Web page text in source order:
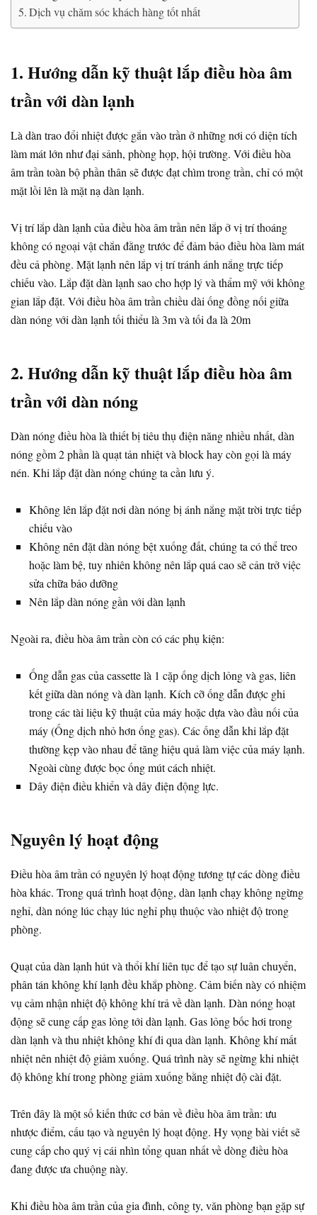
Dịch vụ chăm sóc khách hàng tốt nhất
1. Hướng dẫn kỹ thuật lắp điều hòa âm
trần với dàn lạnh
Là dàn trao đổi nhiệt được gắn vào trần ở những nơi có diện tích
làm mát lớn như đại sảnh, phòng họp, hội trường. Với điều hòa
âm trần toàn bộ phần thân sẽ được đạt chìm trong trần, chỉ có một
mặt lồi lên là mặt nạ dàn lạnh.
Vị trí lắp dàn lạnh của điều hòa âm trần nên lắp ở vị trí thoáng
không có ngoại vật chắn đằng trước để đảm bảo điều hòa làm mát
đều cả phòng. Mặt lạnh nên lắp vị trí tránh ánh nắng trực tiếp
chiếu vào. Lắp đặt dàn lạnh sao cho hợp lý và thẩm mỹ với không
gian lắp đặt. Với điều hòa âm trần chiều dài ống đồng nối giữa
dàn nóng với dàn lạnh tối thiểu là 3m và tối đa là 20m
2. Hướng dẫn kỹ thuật lắp điều hòa âm
trần với dàn nóng
Dàn nóng điều hòa là thiết bị tiêu thụ điện năng nhiều nhất, dàn
nóng gồm 2 phần là quạt tản nhiệt và block hay còn gọi là máy
nén. Khi lắp đặt dàn nóng chúng ta cần lưu ý.
Không lên lắp đặt nơi dàn nóng bị ánh nắng mặt trời trực tiếp
chiếu vào
Không nên đặt dàn nóng bệt xuống đất, chúng ta có thể treo
hoặc làm bệ, tuy nhiên không nên lắp quá cao sẽ cản trở việc
sửa chữa bảo dưỡng
Nên lắp dàn nóng gần với dàn lạnh
Ngoài ra, điều hòa âm trần còn có các phụ kiện:
Ống dẫn gas của cassette là 1 cặp ống dịch lỏng và gas, liên
kết giữa dàn nóng và dàn lạnh. Kích cỡ ống dẫn được ghi
trong các tài liệu kỹ thuật của máy hoặc dựa vào đầu nối của
máy (Ống dịch nhỏ hơn ống gas). Các ống dẫn khi lắp đặt
thường kẹp vào nhau để tăng hiệu quả làm việc của máy lạnh.
Ngoài cùng được bọc ống mút cách nhiệt.
Dây điện điều khiển và dây điện động lực.
Nguyên lý hoạt động
Điều hòa âm trần có nguyên lý hoạt động tương tự các dòng điều
hòa khác. Trong quá trình hoạt động, dàn lạnh chạy không ngừng
nghỉ, dàn nóng lúc chạy lúc nghỉ phụ thuộc vào nhiệt độ trong
phòng.
Quạt của dàn lạnh hút và thổi khí liên tục để tạo sự luân chuyển,
phân tán không khí lạnh đều khắp phòng. Cảm biến này có nhiệm
vụ cảm nhận nhiệt độ không khí trả về dàn lạnh. Dàn nóng hoạt
động sẽ cung cấp gas lỏng tới dàn lạnh. Gas lỏng bốc hơi trong
dàn lạnh và thu nhiệt không khí đi qua dàn lạnh. Không khí mất
nhiệt nên nhiệt độ giảm xuống. Quá trình này sẽ ngừng khi nhiệt
độ không khí trong phòng giảm xuống bằng nhiệt độ cài đặt.
Trên đây là một số kiến thức cơ bản về điều hòa âm trần: ưu
nhược điểm, cấu tạo và nguyên lý hoạt động. Hy vọng bài viết sẽ
cung cấp cho quý vị cái nhìn tổng quan nhất về dòng điều hòa
đang được ưa chuộng này.
Khi điều hòa âm trần của gia đình, công ty, văn phòng bạn gặp sự